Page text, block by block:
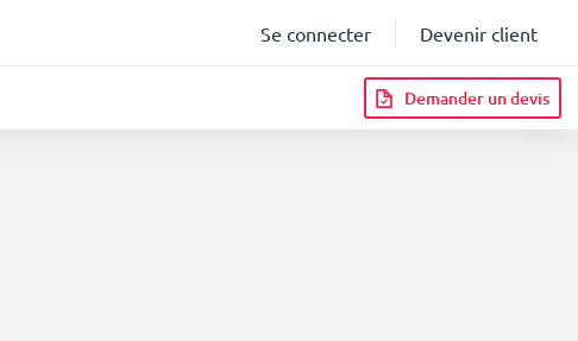
Se connecter Devenir client
Demander un devis